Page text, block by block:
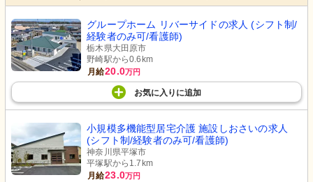
グループホーム リバーサイドの求人 (シフト制/
経験者のみ可/看護師)
栃木県大田原市
野崎駅から0.6km
月給20.0万円
お気に入り に追加
小規模多機能型居宅介護 施設しおさいの求人
(シフト制/経験者のみ可/看護師)
神奈川県平塚市
平塚駅から1.7km
月給23.0万円